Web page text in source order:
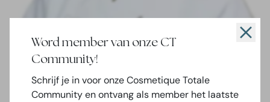
Word member van onze CT
Community!
Schrijf je in voor onze Cosmetique Totale
Community en ontvang als member het laatste
Rozemarijn van Dinten